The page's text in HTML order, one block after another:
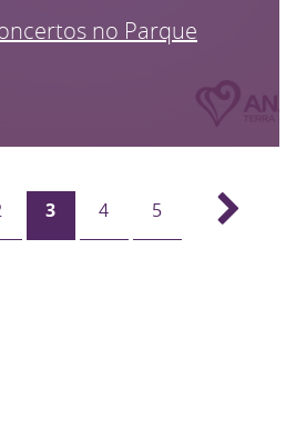
no Parque
3 4 5